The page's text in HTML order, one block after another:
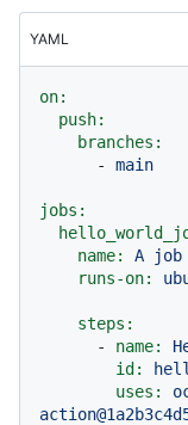
YAML
on:
push:
branches:
-
main
jobs:
name:
A job
runs-on:
steps:
-
name:
id:
uses: